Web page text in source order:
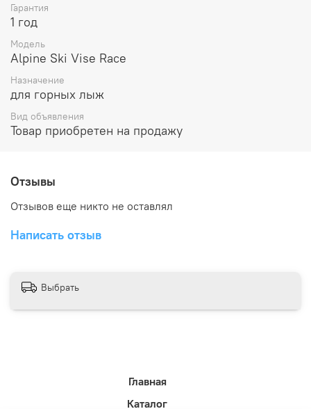
Гарантия
1 год
Модель
Alpine Ski Vise Race
Назначение
для горных лыж
Вид объявления
Товар приобретен на продажу
Отзывы
Отзывов еще никто не оставлял
Написать отзыв
Выбрать
Главная
Каталог